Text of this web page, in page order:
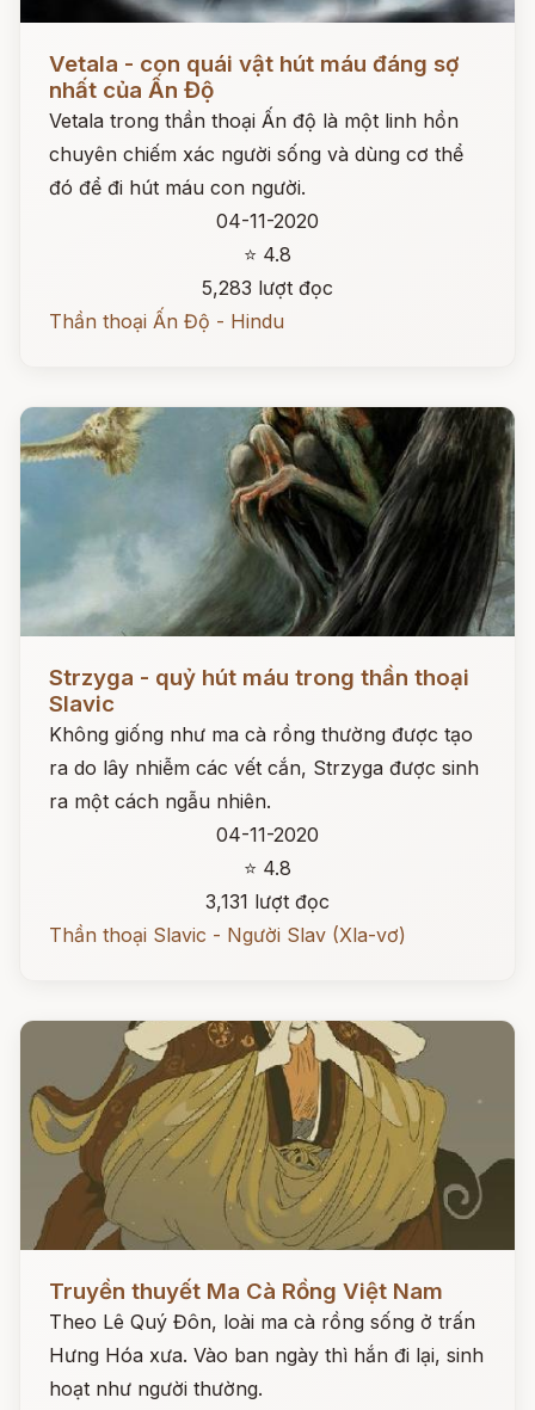
Vetala - con quái vật hút máu đáng sợ
nhất của Ấn Độ
Vetala trong thần thoại Ấn độ là một linh hồn
chuyên chiếm xác người sống và dùng cơ thể
đó để đi hút máu con người.
04-11-2020
⭐ 4.8
5,283 lượt đọc
Thần thoại Ấn Độ - Hindu
Strzyga - quỷ hút máu trong thần thoại
Slavic
Không giống như ma cà rồng thường được tạo
ra do lây nhiễm các vết cắn, Strzyga được sinh
ra một cách ngẫu nhiên.
04-11-2020
⭐ 4.8
3,131 lượt đọc
Thần thoại Slavic - Người Slav (Xla-vơ)
Đọc ngay
Truyền thuyết Ma Cà Rồng Việt Nam
Theo Lê Quý Đôn, loài ma cà rồng sống ở trấn
Hưng Hóa xưa. Vào ban ngày thì hắn đi lại, sinh
hoạt như người thường.